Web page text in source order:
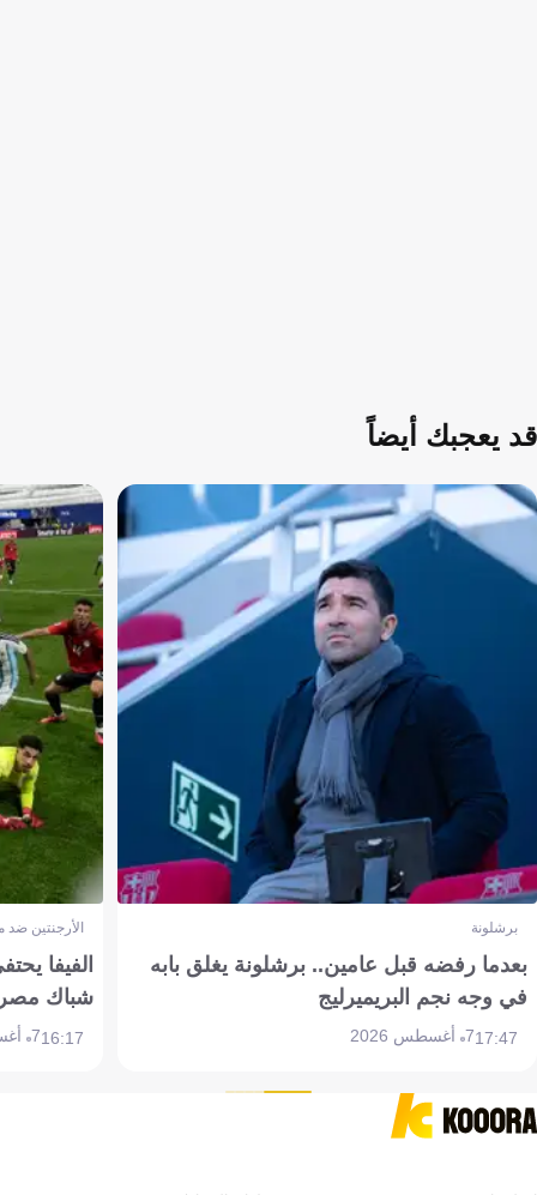
قد يعجبك أيضاً
برشلونة
بعدما رفضه قبل عامين.. برشلونة يغلق بابه
في وجه نجم البريميرليج
17:477 أغسطس 2026
الأرجنتين
الفيفا
شباك
16:177 أغسطس 2026